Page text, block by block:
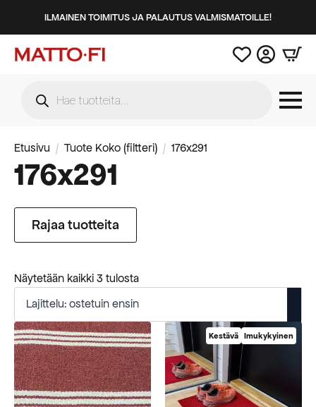
ILMAINEN TOIMITUS JA PALAUTUS VALMISMATOILLE!
search
Etusivu Tuote Koko (filtteri) 176x291
176x291
Rajaa tuotteita
Näytetään kaikki 3 tulostaSuosituimmat
Kestävä Imukykyinen